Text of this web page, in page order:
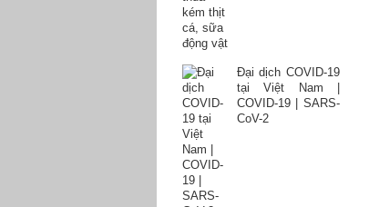
Đại dịch COVID-19
tại Việt Nam |
COVID-19 | SARS-
CoV-2